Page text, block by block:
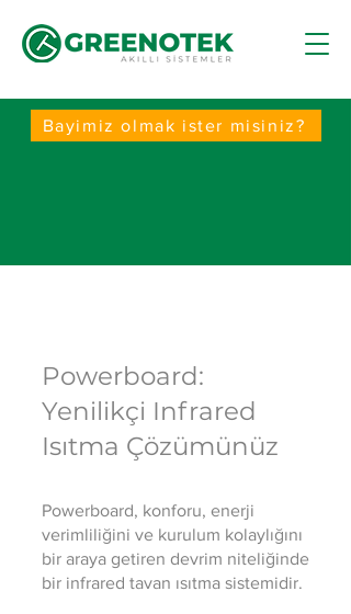
Bayimiz olmak ister misiniz?
Powerboard:
Yenilikçi Infrared
Isıtma Çözümünüz
Powerboard, konforu, enerji
verimliliğini ve kurulum kolaylığını
bir araya getiren devrim niteliğinde
bir infrared tavan ısıtma sistemidir.